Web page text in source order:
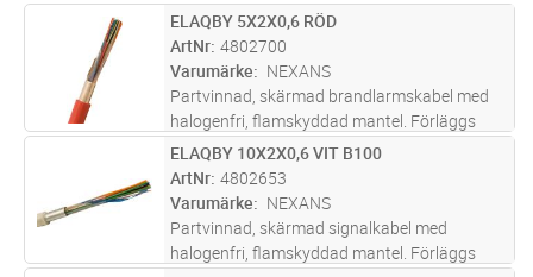
inom- och utomhus, även i mark i slang/rör.
Uppfyller brandkrav enligt CPR klass
Dcas2d2a2.
M Lägg i kundvagn
ELAQBY 5X2X0,6 RÖD
ArtNr 4802700
Varumärke
NEXANS
Partvinnad, skärmad brandlarmskabel med
halogenfri, flamskyddad mantel. Förläggs
inom- och utomhus, även i mark i slang/rör.
Uppfyller brandkrav enligt CPR klass
Dcas2d2a2.
M Lägg i kundvagn
ELAQBY 10X2X0,6 VIT B100
ArtNr 4802653
Varumärke
NEXANS
Partvinnad, skärmad signalkabel med
halogenfri, flamskyddad mantel. Förläggs